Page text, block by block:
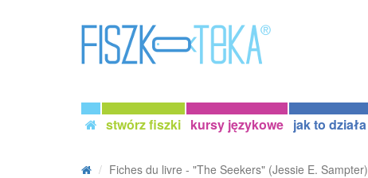
stwórz fiszki kursy językowe jak to działa
Fiches du livre - "The Seekers" (Jessie E. Sampter)